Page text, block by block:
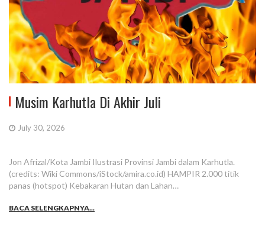
Musim Karhutla Di Akhir Juli
July 30, 2026
Jon Afrizal/Kota Jambi Ilustrasi Provinsi Jambi dalam Karhutla.
(credits: Wiki Commons/iStock/amira.co.id) HAMPIR 2.000 titik
panas (hotspot) Kebakaran Hutan dan Lahan…
BACA SELENGKAPNYA...